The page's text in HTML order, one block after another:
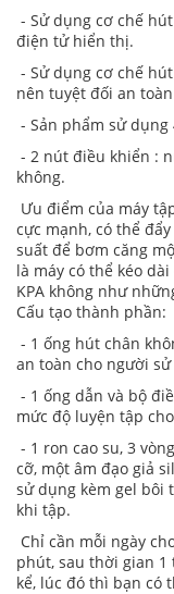
- Sử dụng cơ chế
điện tử hiển thị.
- Sử dụng cơ chế
nên tuyệt đối an
- Sản phẩm sử dụng
- 2 nút điều khiển :
không.
Ưu điểm của máy
cực mạnh, có thể
suất để bơm căng
là máy có thể kéo
KPA không như
Cấu tạo thành phần:
- 1 ống hút chân
an toàn cho người
- 1 ống dẫn và bộ
mức độ luyện tập
- 1 ron cao su, 3
cỡ, một âm đạo giả
sử dụng kèm gel bôi
khi tập.
Chỉ cần mỗi ngày
phút, sau thời gian 1
kể, lúc đó thì bạn có